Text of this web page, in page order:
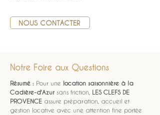
NOUS CONTACTER
Notre Foire aux Questions
Résumé : Pour une location saisonnière à la
Cadière-d'Azur sans friction, LES CLEFS DE
PROVENCE assure préparation, accueil et
gestion locative avec une attention fine portée